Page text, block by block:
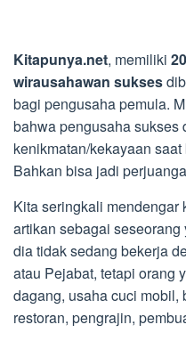
Kitapunya.net, memiliki
wirausahawan sukses
bagi pengusaha pemula.
bahwa pengusaha sukses
kenikmatan/kekayaan
Bahkan bisa jadi
Kita seringkali mendengar
artikan sebagai
dia tidak sedang bekerja
atau Pejabat, tetapi orang
dagang, usaha cuci mobil,
restoran, pengrajin,